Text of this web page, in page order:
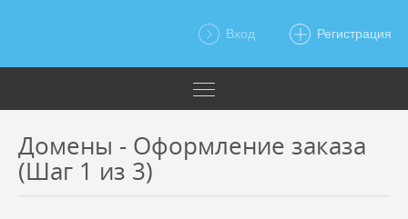
Вход Регистрация
Домены - Оформление заказа
(Шаг 1 из 3)